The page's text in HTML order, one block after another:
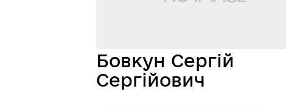
Бовкун Сергій
Сергійович